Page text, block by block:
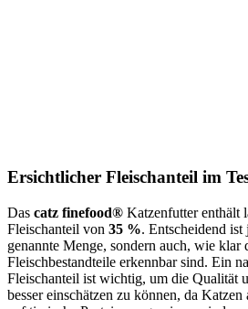
Ersichtlicher Fleischanteil im
Das catz finefood® Katzenfutter enthält
Fleischanteil von 35 %. Entscheidend
genannte Menge, sondern auch, wie klar
Fleischbestandteile erkennbar sind. Ein
Fleischanteil ist wichtig, um die Qualität
besser einschätzen zu können, da